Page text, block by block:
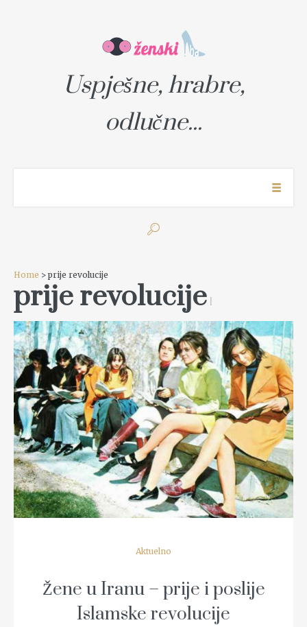
Uspješne, hrabre,
odlučne...
Home > prije revolucije
prije revolucije 1
READ MORE
Aktuelno
Žene u Iranu – prije i poslije
Islamske revolucije